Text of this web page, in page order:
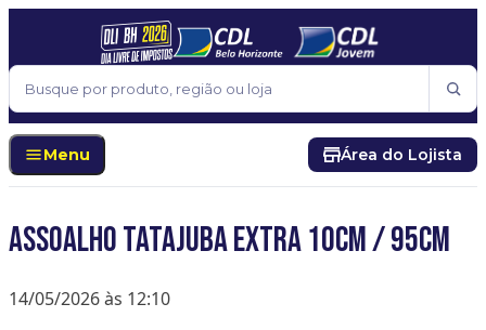
Pular para o conteúdo
Buscar
Menu Área do Lojista
Assoalho Tatajuba Extra 10cm / 95cm
14/05/2026 às 12:10